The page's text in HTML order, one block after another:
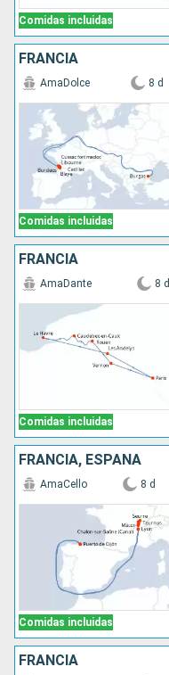
Comidas incluidas
FRANCIA
Comidas incluidas
AmaDolce 8 d
FRANCIA
Comidas incluidas
AmaDante 8 d
FRANCIA, ESPAÑA
Comidas incluidas
AmaCello 8 d
FRANCIA